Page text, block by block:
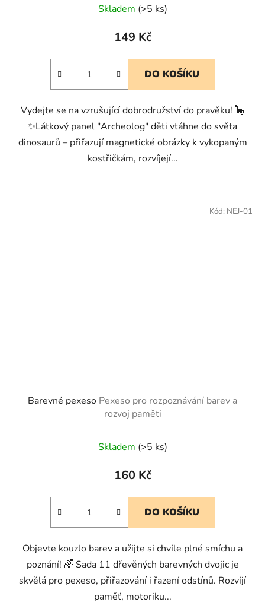
Skladem (>5 ks)
149 Kč
DO KOŠÍKU
Vydejte se na vzrušující dobrodružství do pravěku! 🦕
✨Látkový panel "Archeolog" děti vtáhne do světa
dinosaurů – přiřazují magnetické obrázky k vykopaným
kostřičkám, rozvíjejí...
Barevné pexeso Pexeso pro rozpoznávání barev a
rozvoj paměti
Skladem (>5 ks)
160 Kč
DO KOŠÍKU
Objevte kouzlo barev a užijte si chvíle plné smíchu a
poznání! 🌈 Sada 11 dřevěných barevných dvojic je
skvělá pro pexeso, přiřazování i řazení odstínů. Rozvíjí
paměť, motoriku...
Kód: NEJ-01